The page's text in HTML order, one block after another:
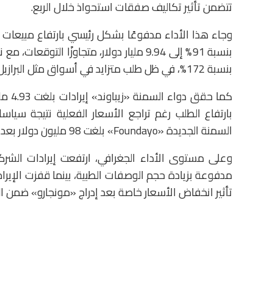
تتضمن تأثير تكاليف صفقات استحواذ خلال الربع.
وجاء هذا الأداء مدفوعًا بشكل رئيسي بارتفاع مبيعات
بنسبة 91% إلى 9.94 مليار دولار،
بنسبة 172%، في ظل طلب متزايد في أسواق مثل البرازيل والصين والهند.
بارتفاع الطلب رغم تراجع الأسعار الفعلية
السمنة الجديدة «Foundayo» بلغت 98 مليون دولار بعد إطلاقها في السوق الأمريكية في أبريل الماضي.
تأثير انخفاض الأسعار خاصة بعد إدراج «مونجارو»